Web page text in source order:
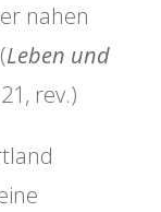
nahen
Leben und
rev.)